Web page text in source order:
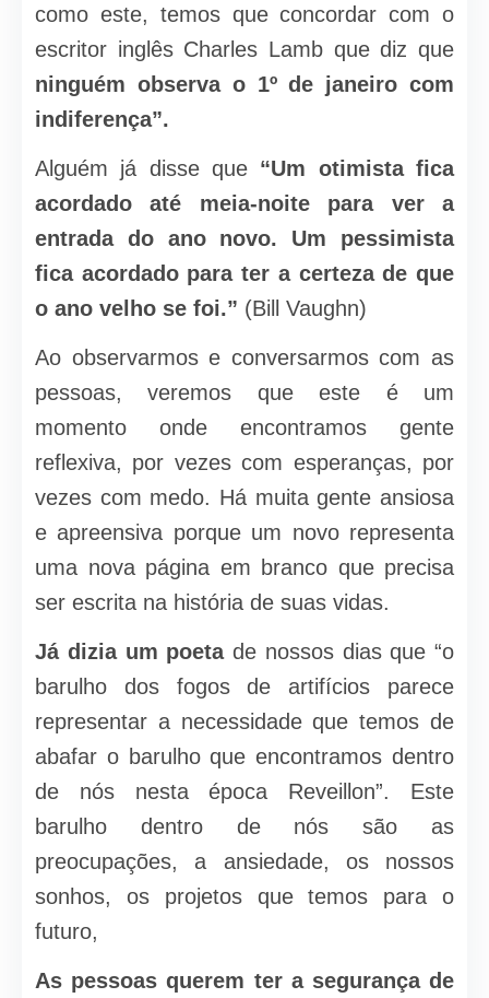
como este, temos que concordar com o
escritor inglês Charles Lamb que diz que
ninguém observa o 1º de janeiro com
indiferença”.
Alguém já disse que “Um otimista fica
acordado até meia-noite para ver a
entrada do ano novo. Um pessimista
fica acordado para ter a certeza de que
o ano velho se foi.” (Bill Vaughn)
Ao observarmos e conversarmos com as
pessoas, veremos que este é um
momento onde encontramos gente
reflexiva, por vezes com esperanças, por
vezes com medo. Há muita gente ansiosa
e apreensiva porque um novo representa
uma nova página em branco que precisa
ser escrita na história de suas vidas.
Já dizia um poetade nossos dias que “o
barulho dos fogos de artifícios parece
representar a necessidade que temos de
abafar o barulho que encontramos dentro
de nós nesta época Reveillon”. Este
barulho dentro de nós são as
preocupações, a ansiedade, os nossos
sonhos, os projetos que temos para o
futuro,
As pessoas querem ter a segurança de